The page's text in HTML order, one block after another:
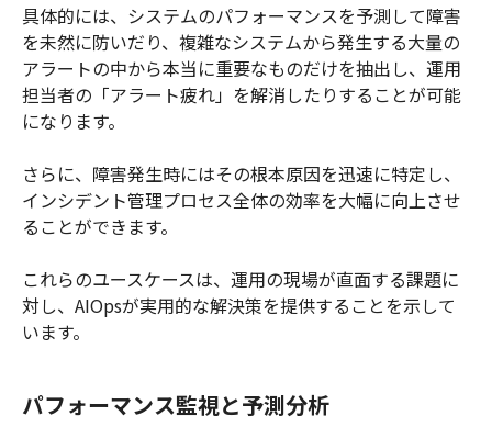
具体的には、システムのパフォーマンスを予測して障害
を未然に防いだり、複雑なシステムから発生する大量の
アラートの中から本当に重要なものだけを抽出し、運用
担当者の「アラート疲れ」を解消したりすることが可能
になります。
さらに、障害発生時にはその根本原因を迅速に特定し、
インシデント管理プロセス全体の効率を大幅に向上させ
ることができます。
これらのユースケースは、運用の現場が直面する課題に
対し、AIOpsが実用的な解決策を提供することを示して
います。
パフォーマンス監視と予測分析